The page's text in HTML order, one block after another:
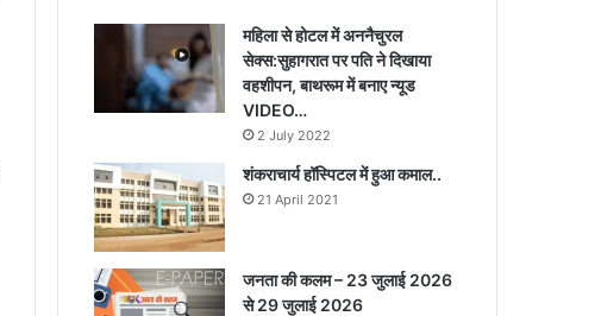
महिला से होटल में अननैचुरल
सेक्स:सुहागरात पर पति ने दिखाया
वहशीपन, बाथरूम में बनाए न्यूड
VIDEO…
2 July 2022
शंकराचार्य हॉस्पिटल में हुआ कमाल..
21 April 2021
जनता की कलम – 23 जुलाई 2026
से 29 जुलाई 2026